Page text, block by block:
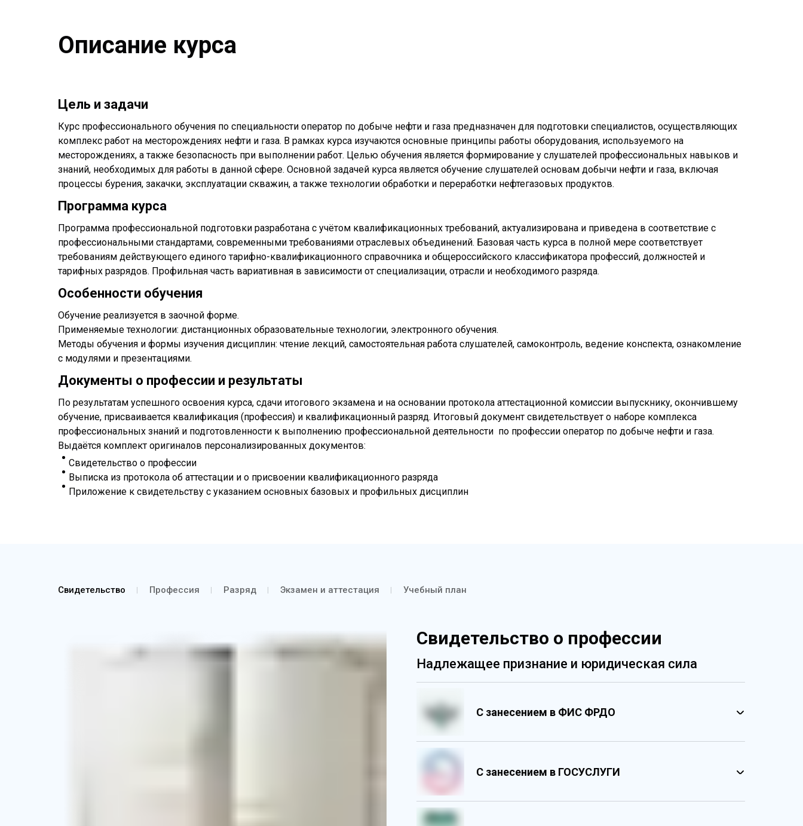
Описание курса
Цель и задачи
Курс профессионального обучения по специальности оператор по добыче нефти и газа предназначен для подготовки специалистов, осуществляющих
комплекс работ на месторождениях нефти и газа. В рамках курса изучаются основные принципы работы оборудования, используемого на
месторождениях, а также безопасность при выполнении работ. Целью обучения является формирование у слушателей профессиональных навыков и
знаний, необходимых для работы в данной сфере. Основной задачей курса является обучение слушателей основам добычи нефти и газа, включая
процессы бурения, закачки, эксплуатации скважин, а также технологии обработки и переработки нефтегазовых продуктов.
Программа курса
Программа профессиональной подготовки разработана с учётом квалификационных требований, актуализирована и приведена в соответствие с
профессиональными стандартами, современными требованиями отраслевых объединений. Базовая часть курса в полной мере соответствует
требованиям действующего единого тарифно-квалификационного справочника и общероссийского классификатора профессий, должностей и
тарифных разрядов. Профильная часть вариативная в зависимости от специализации, отрасли и необходимого разряда.
Особенности обучения
Обучение реализуется в заочной форме.
Применяемые технологии: дистанционных образовательные технологии, электронного обучения.
Методы обучения и формы изучения дисциплин: чтение лекций, самостоятельная работа слушателей, самоконтроль, ведение конспекта, ознакомление
с модулями и презентациями.
Документы о профессии и результаты
По результатам успешного освоения курса, сдачи итогового экзамена и на основании протокола аттестационной комиссии выпускнику, окончившему
обучение, присваивается квалификация (профессия) и квалификационный разряд. Итоговый документ свидетельствует о наборе комплекса
профессиональных знаний и подготовленности к выполнению профессиональной деятельности по профессии оператор по добыче нефти и газа.
Выдаётся комплект оригиналов персонализированных документов:
Свидетельство о профессии
Выписка из протокола об аттестации и о присвоении квалификационного разряда
Приложение к свидетельству с указанием основных базовых и профильных дисциплин
Свидетельство Профессия Разряд Экзамен и аттестация Учебный план
Свидетельство о профессии
Надлежащее признание и юридическая сила
С занесением в ФИС ФРДО
С занесением в ГОСУСЛУГИ